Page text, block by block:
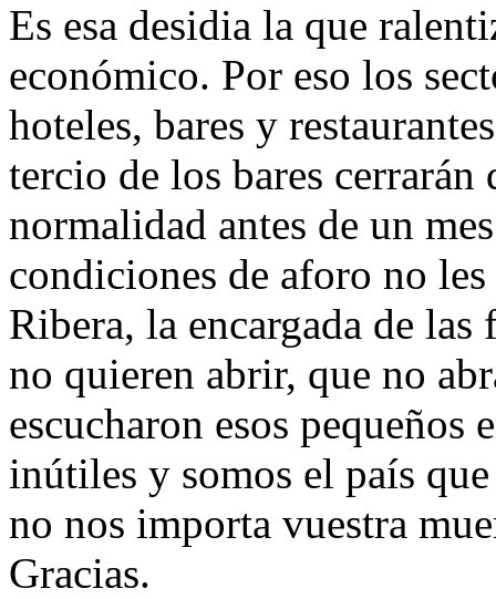
Es esa desidia la que
económico. Por eso los
hoteles, bares y
tercio de los bares
normalidad antes de un
condiciones de aforo no
Ribera, la encargada de las
no quieren abrir, que no
escucharon esos pequeños
inútiles y somos el país
no nos importa vuestra
Gracias.